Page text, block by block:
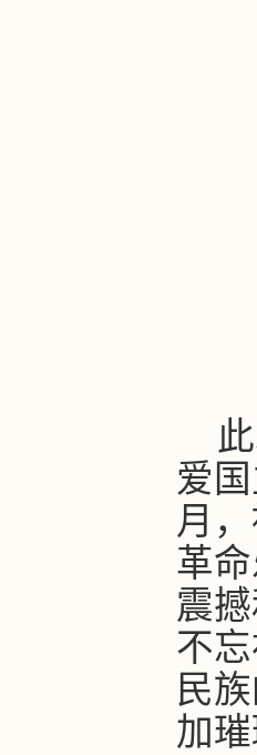
爱
月
革
震
不
民
加